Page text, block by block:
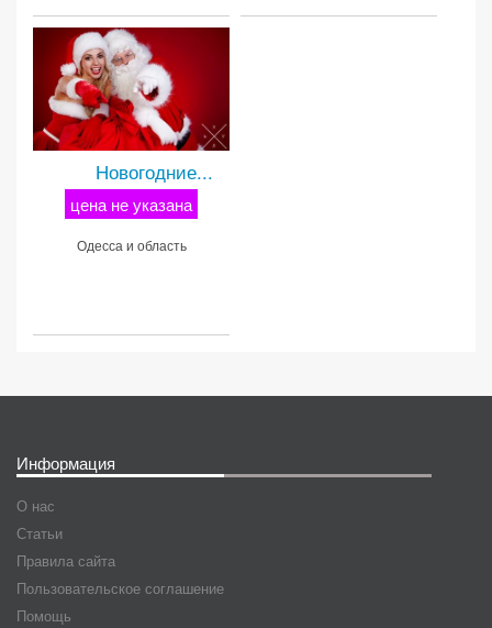
Новогодние...
цена не указана
Одесса и область
Информация
О нас
Статьи
Правила сайта
Пользовательское соглашение
Помощь